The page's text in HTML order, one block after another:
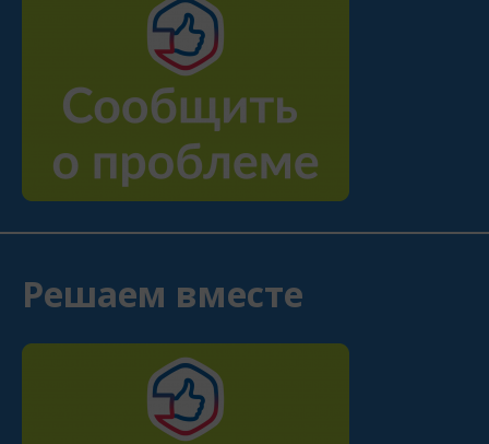
Решаем вместе